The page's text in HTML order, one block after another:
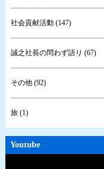
社会貢献活動 (147)
誠之社長の問わず語り (67)
その他 (92)
旅 (1)
Youtube